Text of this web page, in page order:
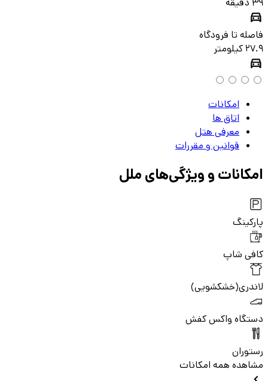
فاصله تا فرودگاه
27.9 کیلومتر
امکانات
اتاق‌ ها
معرفی هتل
قوانین و مقررات
امکانات و ویژگی‌های ملل
پارکینگ
کافی شاپ
لاندری(خشکشویی)
دستگاه واکس کفش
رستوران
مشاهده همه امکانات